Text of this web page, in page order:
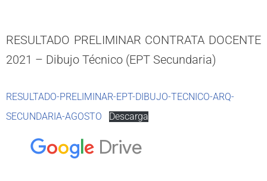
RESULTADO PRELIMINAR CONTRATA DOCENTE
2021 – Dibujo Técnico (EPT Secundaria)
RESULTADO-PRELIMINAR-EPT-DIBUJO-TECNICO-ARQ-
SECUNDARIA-AGOSTO
Descarga